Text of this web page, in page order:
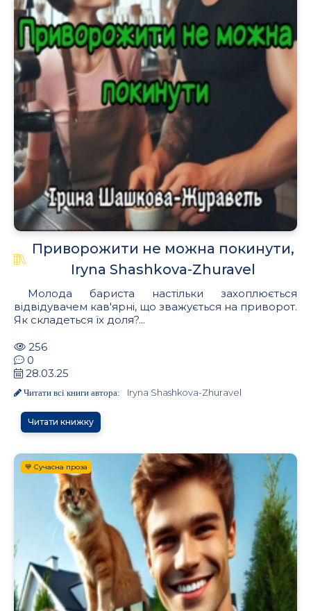
Приворожити не можна покинути,
Iryna Shashkova-Zhuravel
Молода бариста настільки захоплюється
відвідувачем кав'ярні, що зважується на приворот.
Як складеться їх доля?...
256
0
28.03.25
Читати всі книги автора: Iryna Shashkova-Zhuravel
Читати книжку
💙 Сучасна проза